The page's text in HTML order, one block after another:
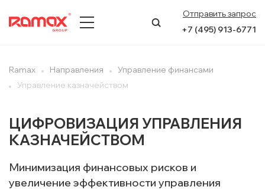
Отправить запрос
+7 (495) 913-6771
ПРЕСС-ЦЕНТР
НАПРАВЛЕНИЯ
КЕЙСЫ
Ramax Направления
Управление финансами
Управление казначейством
ЦИФРОВИЗАЦИЯ УПРАВЛЕНИЯ
КАЗНАЧЕЙСТВОМ
Минимизация финансовых рисков и
увеличение эффективности управления